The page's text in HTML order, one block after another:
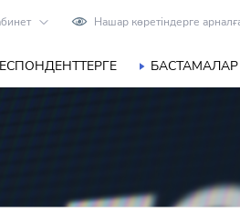
Нашар көретіндерге
БАСТАМАЛАР